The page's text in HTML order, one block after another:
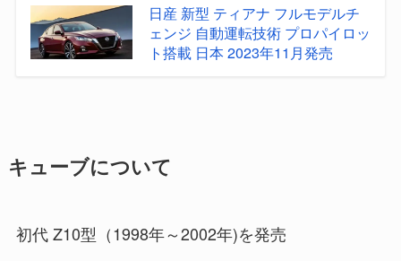
日産 新型 ティアナ フルモデルチ
ェンジ 自動運転技術 プロパイロッ
ト搭載 日本 2023年11月発売
キューブについて
初代 Z10型（1998年～2002年)を発売